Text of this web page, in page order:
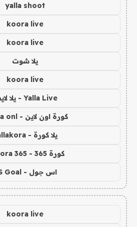
yalla shoot
koora live
koora live
يلا شوت
koora live
Yalla Live - يلا لايف
كورة اون لاين - koora onl
يلا كورة - yallakora
كورة 365 - kooora 365
اس جول - AS Goal
koora live